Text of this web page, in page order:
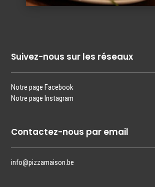
Suivez-nous sur les réseaux
Notre page Facebook
Notre page Instagram
Contactez-nous par email
info@pizzamaison.be